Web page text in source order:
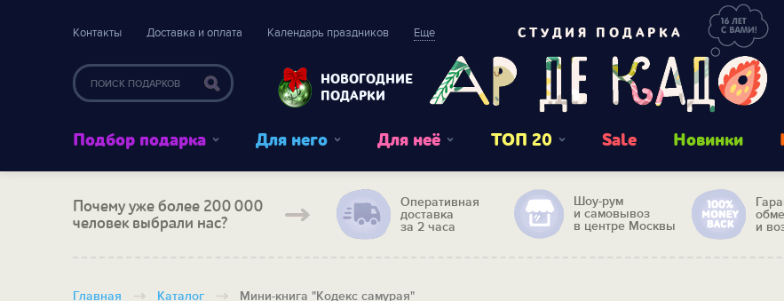
Контакты Доставка и оплата Календарь праздников Еще
НОВОГОДНИЕ
ПОДАРКИ
СТУДИЯ ПОДАРКА
Подбор подарка Для него Для неё ТОП 20 Sale Новинки
Почему уже более 200 000
человек выбрали нас?
Оперативная
доставка
за 2 часа
Шоу-рум
и самовывоз
в центре Москвы
и
Главная Каталог Мини-книга "Кодекс самурая"